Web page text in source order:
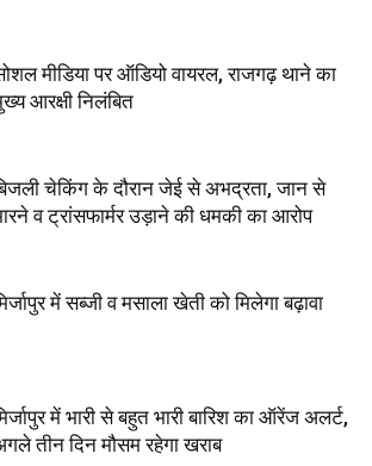
मीडिया पर ऑडियो वायरल, राजगढ़ थाने का
आरक्षी निलंबित
चेकिंग के दौरान जेई से अभद्रता, जान से
व ट्रांसफार्मर उड़ाने की धमकी का आरोप
में सब्जी व मसाला खेती को मिलेगा बढ़ावा
में भारी से बहुत भारी बारिश का ऑरेंज अलर्ट,
तीन दिन मौसम रहेगा खराब